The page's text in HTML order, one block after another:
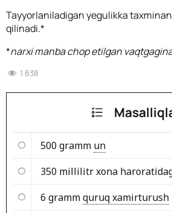
Tayyorlaniladigan yegulikka
qilinadi.*
*narxi manba chop etilgan
1 838
500 gramm un
350 millilitr xona
6 grammquruq xamirturush